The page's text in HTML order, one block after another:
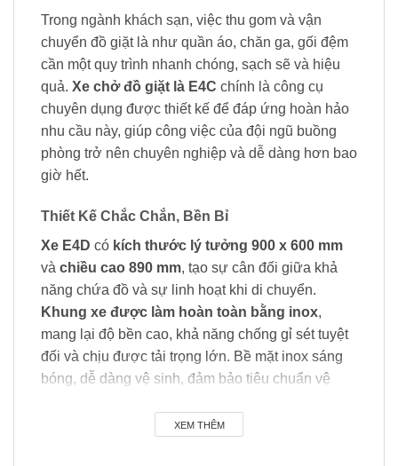
Trong ngành khách sạn, việc thu gom và vận
chuyển đồ giặt là như quần áo, chăn ga, gối đệm
cần một quy trình nhanh chóng, sạch sẽ và hiệu
quả. Xe chở đồ giặt là E4C chính là công cụ
chuyên dụng được thiết kế để đáp ứng hoàn hảo
nhu cầu này, giúp công việc của đội ngũ buồng
phòng trở nên chuyên nghiệp và dễ dàng hơn bao
giờ hết.
Thiết Kế Chắc Chắn, Bền Bỉ
Xe E4D có kích thước lý tưởng 900 x 600 mm
và chiều cao 890 mm, tạo sự cân đối giữa khả
năng chứa đồ và sự linh hoạt khi di chuyển.
Khung xe được làm hoàn toàn bằng inox,
mang lại độ bền cao, khả năng chống gỉ sét tuyệt
đối và chịu được tải trọng lớn. Bề mặt inox sáng
bóng, dễ dàng vệ sinh, đảm bảo tiêu chuẩn vệ
Túi Vải Tiện Lợi, Chống Thấm Nước
XEM THÊM